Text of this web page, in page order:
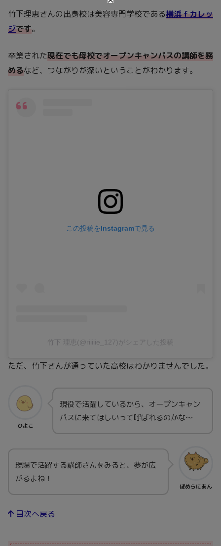
竹下理恵さんの出身校は美容専門学校である横浜ｆカレッ
ジです。
卒業された現在でも母校でオープンキャンパスの講師を務
めるなど、つながりが深いということがわかります。
この投稿をInstagramで見る
竹下 理恵(@riiiiie_127)がシェアした投稿
ただ、竹下さんが通っていた高校はわかりませんでした。
ひよこ
現役で活躍しているから、オープンキャン
パスに来てほしいって呼ばれるのかな～
ぽめらにあん
現場で活躍する講師さんをみると、夢が広
がるよね！
目次へ戻る